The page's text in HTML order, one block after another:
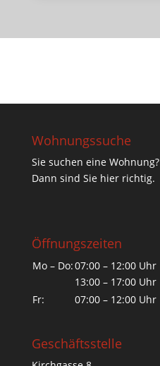
Wohnungssuche
Sie suchen eine Wohnung?
Dann sind Sie hier richtig.
Öffnungszeiten
Mo – Do:07:00 – 12:00 Uhr
13:00 – 17:00 Uhr
Fr:
07:00 – 12:00 Uhr
Geschäftsstelle